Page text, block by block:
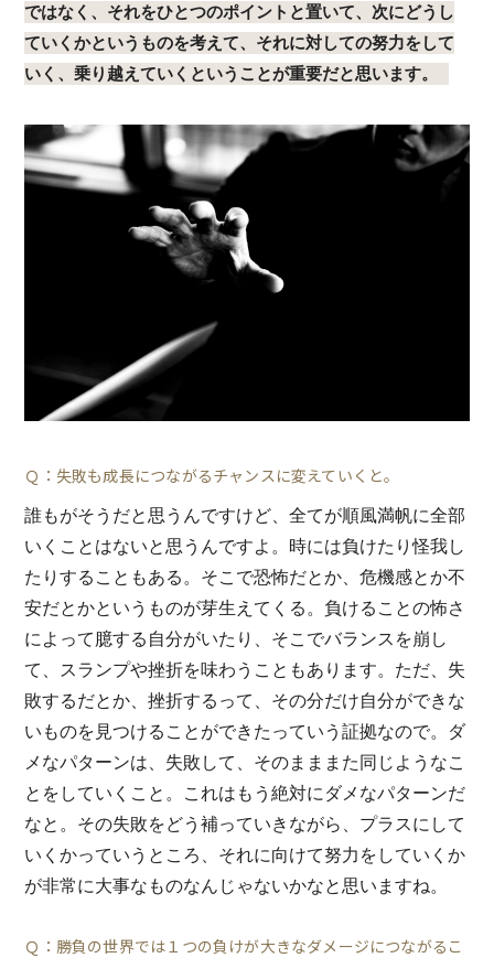
ではなく、それをひとつのポイントと置いて、次にどうし
ていくかというものを考えて、それに対しての努力をして
いく、乗り越えていくということが重要だと思います。
Ｑ：失敗も成長につながるチャンスに変えていくと。
誰もがそうだと思うんですけど、全てが順風満帆に全部
いくことはないと思うんですよ。時には負けたり怪我し
たりすることもある。そこで恐怖だとか、危機感とか不
安だとかというものが芽生えてくる。負けることの怖さ
によって臆する自分がいたり、そこでバランスを崩し
て、スランプや挫折を味わうこともあります。ただ、 失
敗するだとか、挫折するって、その分だけ自分ができな
いものを見つけることができたっていう証拠なので。ダ
メなパターンは、失敗して、そのまままた同じようなこ
とをしていくこと。これはもう絶対にダメなパターンだ
なと。その失敗をどう補っていきながら、プラスにして
いくかっていうところ、それに向けて努力をしていくか
が非常に大事なものなんじゃないかなと思いますね。
Ｑ：勝負の世界では１つの負けが大きなダメージにつながるこ